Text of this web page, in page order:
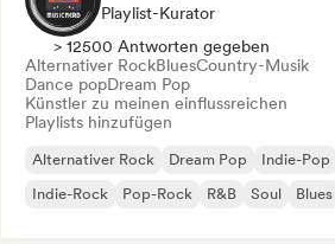
Playlist-Kurator
> 12500 Antworten gegeben
Alternativer RockBluesCountry-Musik
Dance popDream Pop
Künstler zu meinen einflussreichen
Playlists hinzufügen
Alternativer Rock Dream Pop
Indie-Pop
Indie-Rock
Pop-Rock R&B Soul Blues